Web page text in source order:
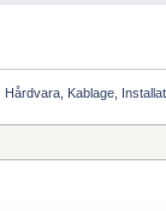
Hårdvara, Kablage,